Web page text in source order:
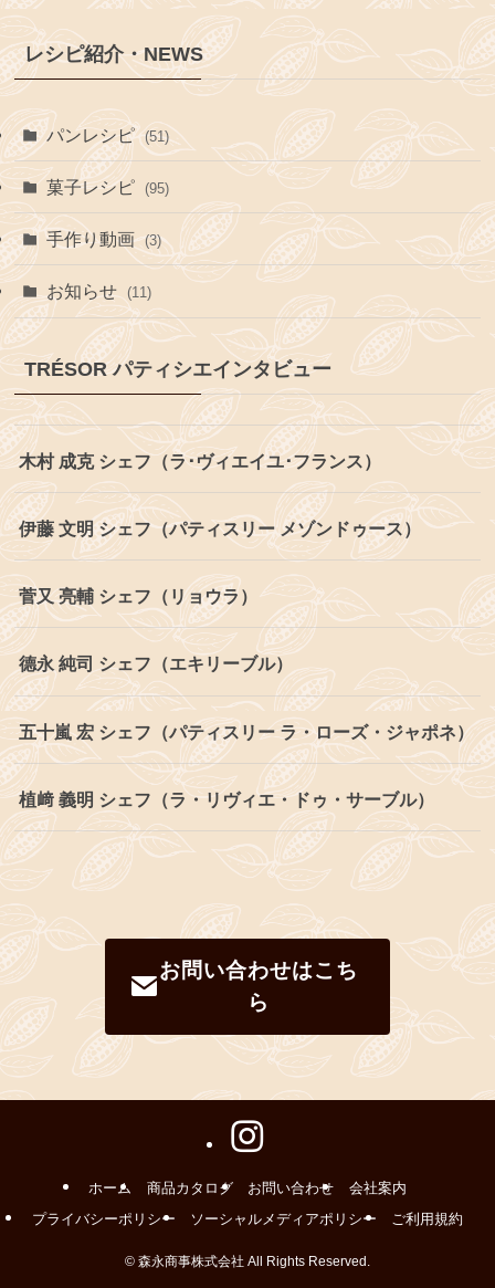
レシピ紹介・NEWS
パンレシピ (51)
菓子レシピ (95)
手作り動画 (3)
お知らせ (11)
TRÉSOR パティシエインタビュー
木村 成克 シェフ（ラ･ヴィエイユ･フランス）
伊藤 文明 シェフ（パティスリー メゾンドゥース）
菅又 亮輔 シェフ（リョウラ）
德永 純司 シェフ（エキリーブル）
五十嵐 宏 シェフ（パティスリー ラ・ローズ・ジャポネ）
植﨑 義明 シェフ（ラ・リヴィエ・ドゥ・サーブル）
お問い合わせはこち
ら
ホーム 商品カタログ お問い合わせ
会社案内
プライバシーポリシー
ソーシャルメディアポリシー ご利用規約
© 森永商事株式会社 All Rights Reserved.